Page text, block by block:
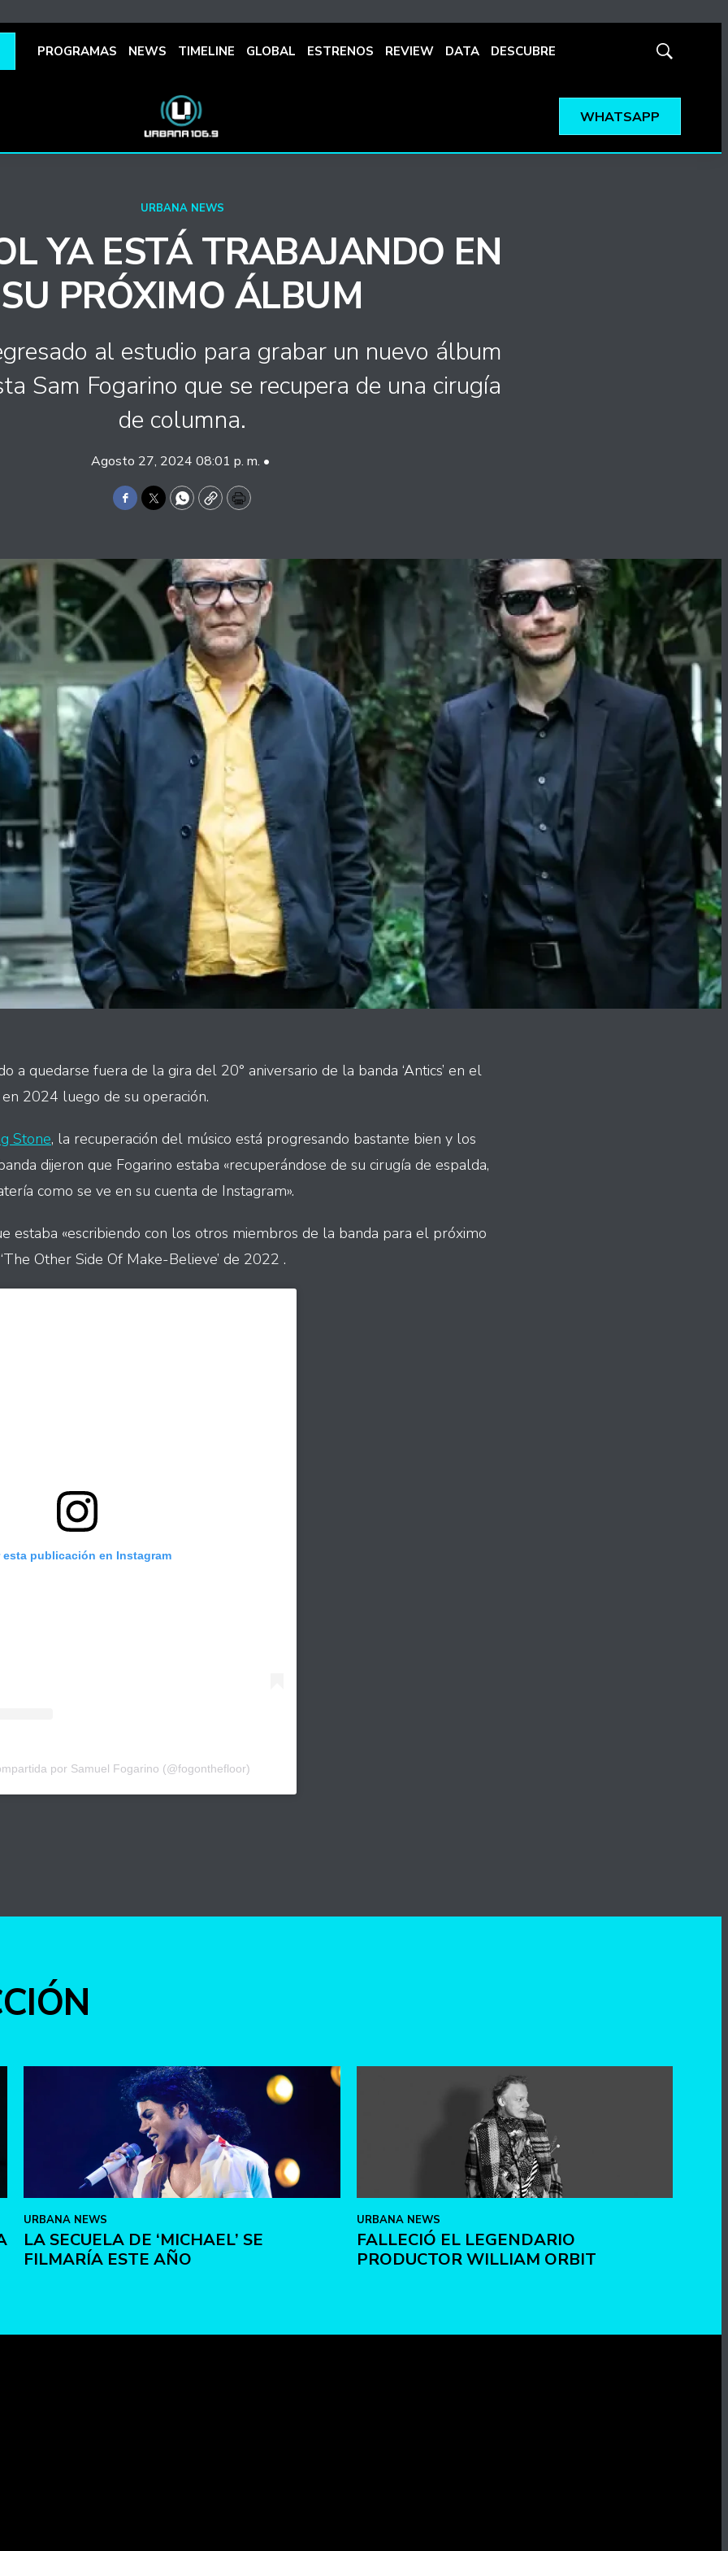
PROGRAMAS NEWS TIMELINE GLOBAL ESTRENOS REVIEW DATA DESCUBRE
Mostrar
WHATSAPP
URBANA NEWS
YA ESTÁ TRABAJANDO EN
SU PRÓXIMO ÁLBUM
al estudio para grabar un nuevo álbum
Sam Fogarino que se recupera de una cirugía
de columna.
Agosto 27, 2024 08:01 p. m. •
Facebook
TwitterWhatsApp
CopyPrint
a quedarse fuera de la gira del 20° aniversario de la banda ‘Antics’ en el
2024 luego de su operación.
Stone, la recuperación del músico está progresando bastante bien y los
dijeron que Fogarino estaba «recuperándose de su cirugía de espalda,
como se ve en su cuenta de Instagram».
estaba «escribiendo con los otros miembros de la banda para el próximo
Other Side Of Make-Believe’ de 2022 .
esta publicación en Instagram
por Samuel Fogarino (@fogonthefloor)
URBANA NEWS
LA SECUELA DE ‘MICHAEL’ SE
FILMARÍA ESTE AÑO
URBANA NEWS
FALLECIÓ EL LEGENDARIO
PRODUCTOR WILLIAM ORBIT